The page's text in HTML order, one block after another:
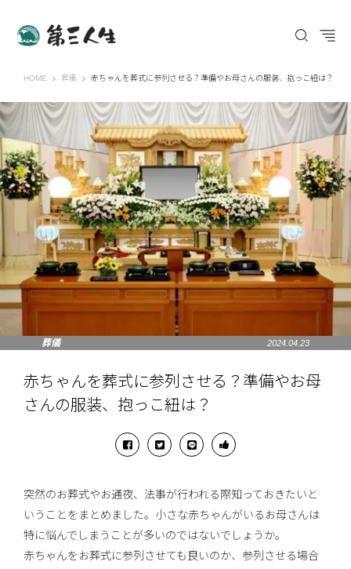
HOME 第三人生 〜寄り道の歩き方〜
葬儀 赤ちゃんを葬式に参列させる？準備やお母さんの服装、抱っこ紐は？
葬儀 2024.04.23
赤ちゃんを葬式に参列させる？準備やお母
さんの服装、抱っこ紐は？
突然のお葬式やお通夜、法事が行われる際知っておきたいと
いうことをまとめました。小さな赤ちゃんがいるお母さんは
特に悩んでしまうことが多いのではないでしょうか。
赤ちゃんをお葬式に参列させても良いのか、参列させる場合